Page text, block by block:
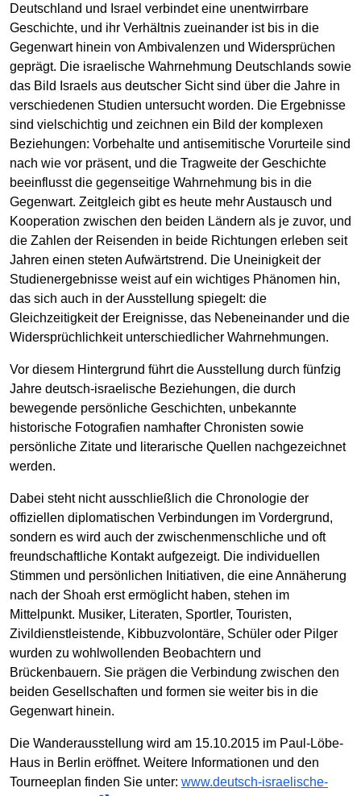
Deutschland und Israel verbindet eine unentwirrbare
Geschichte, und ihr Verhältnis zueinander ist bis in die
Gegenwart hinein von Ambivalenzen und Widersprüchen
geprägt. Die israelische Wahrnehmung Deutschlands sowie
das Bild Israels aus deutscher Sicht sind über die Jahre in
verschiedenen Studien untersucht worden. Die Ergebnisse
sind vielschichtig und zeichnen ein Bild der komplexen
Beziehungen: Vorbehalte und antisemitische Vorurteile sind
nach wie vor präsent, und die Tragweite der Geschichte
beeinflusst die gegenseitige Wahrnehmung bis in die
Gegenwart. Zeitgleich gibt es heute mehr Austausch und
Kooperation zwischen den beiden Ländern als je zuvor, und
die Zahlen der Reisenden in beide Richtungen erleben seit
Jahren einen steten Aufwärtstrend. Die Uneinigkeit der
Studienergebnisse weist auf ein wichtiges Phänomen hin,
das sich auch in der Ausstellung spiegelt: die
Gleichzeitigkeit der Ereignisse, das Nebeneinander und die
Widersprüchlichkeit unterschiedlicher Wahrnehmungen.
Vor diesem Hintergrund führt die Ausstellung durch fünfzig
Jahre deutsch-israelische Beziehungen, die durch
bewegende persönliche Geschichten, unbekannte
historische Fotografien namhafter Chronisten sowie
persönliche Zitate und literarische Quellen nachgezeichnet
werden.
Dabei steht nicht ausschließlich die Chronologie der
offiziellen diplomatischen Verbindungen im Vordergrund,
sondern es wird auch der zwischenmenschliche und oft
freundschaftliche Kontakt aufgezeigt. Die individuellen
Stimmen und persönlichen Initiativen, die eine Annäherung
nach der Shoah erst ermöglicht haben, stehen im
Mittelpunkt. Musiker, Literaten, Sportler, Touristen,
Zivildienstleistende, Kibbuzvolontäre, Schüler oder Pilger
wurden zu wohlwollenden Beobachtern und
Brückenbauern. Sie prägen die Verbindung zwischen den
beiden Gesellschaften und formen sie weiter bis in die
Gegenwart hinein.
Die Wanderausstellung wird am 15.10.2015 im Paul-Löbe-
Haus in Berlin eröffnet. Weitere Informationen und den
Tourneeplan finden Sie unter: www.deutsch-israelische-